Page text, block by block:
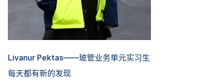
Livanur Pektas——玻管业务单元实习生
每天都有新的发现